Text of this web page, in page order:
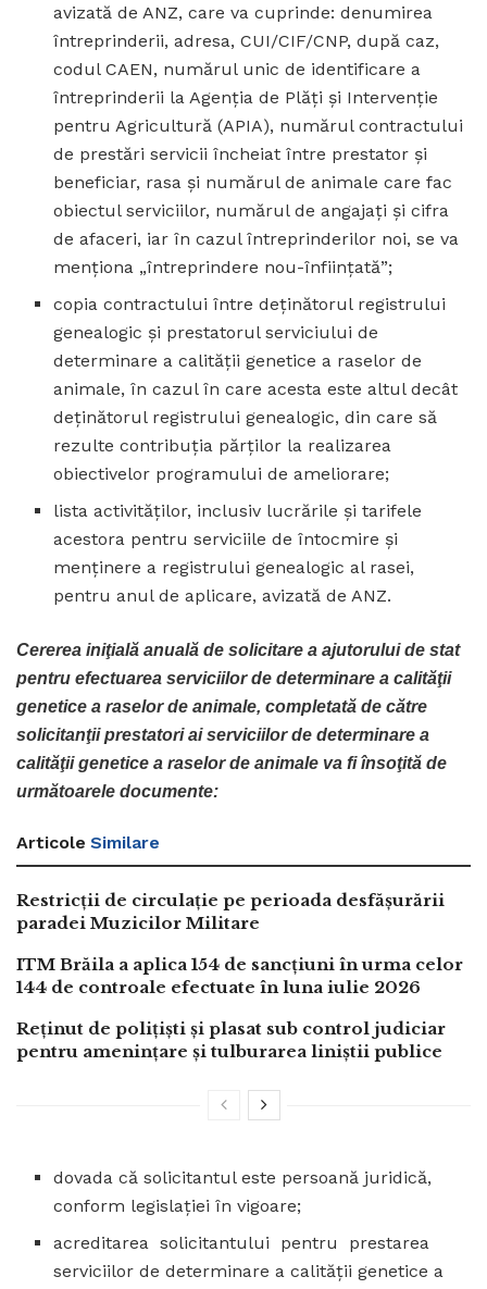
avizată de ANZ, care va cuprinde: denumirea
întreprinderii, adresa, CUI/CIF/CNP, după caz,
codul CAEN, numărul unic de identificare a
întreprinderii la Agenţia de Plăţi şi Intervenţie
pentru Agricultură (APIA), numărul contractului
de prestări servicii încheiat între prestator şi
beneficiar, rasa şi numărul de animale care fac
obiectul serviciilor, numărul de angajaţi şi cifra
de afaceri, iar în cazul întreprinderilor noi, se va
menţiona „întreprindere nou-înfiinţată”;
copia contractului între deţinătorul registrului
genealogic şi prestatorul serviciului de
determinare a calităţii genetice a raselor de
animale, în cazul în care acesta este altul decât
deţinătorul registrului genealogic, din care să
rezulte contribuţia părţilor la realizarea
obiectivelor programului de ameliorare;
lista activităţilor, inclusiv lucrările şi tarifele
acestora pentru serviciile de întocmire şi
menţinere a registrului genealogic al rasei,
pentru anul de aplicare, avizată de ANZ.
Cererea iniţială anuală de solicitare a ajutorului de stat
pentru efectuarea serviciilor de determinare a calităţii
genetice a raselor de animale, completată de către
solicitanţii prestatori ai serviciilor de determinare a
calităţii genetice a raselor de animale va fi însoţită de
următoarele documente:
Articole Similare
Restricții de circulație pe perioada desfășurării
paradei Muzicilor Militare
ITM Brăila a aplica 154 de sancțiuni în urma celor
144 de controale efectuate în luna iulie 2026
Reținut de polițiști și plasat sub control judiciar
pentru amenințare și tulburarea liniștii publice
dovada că solicitantul este persoană juridică,
conform legislaţiei în vigoare;
acreditarea solicitantului pentru prestarea
serviciilor de determinare a calităţii genetice a